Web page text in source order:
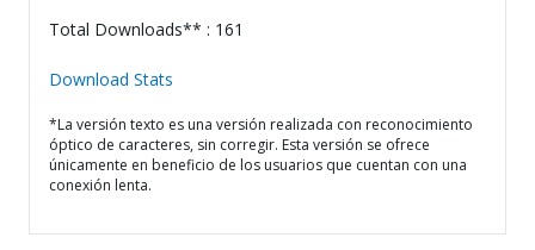
Total Downloads** : 161
Download Stats
*La versión texto es una versión realizada con reconocimiento
óptico de caracteres, sin corregir. Esta versión se ofrece
únicamente en beneficio de los usuarios que cuentan con una
conexión lenta.